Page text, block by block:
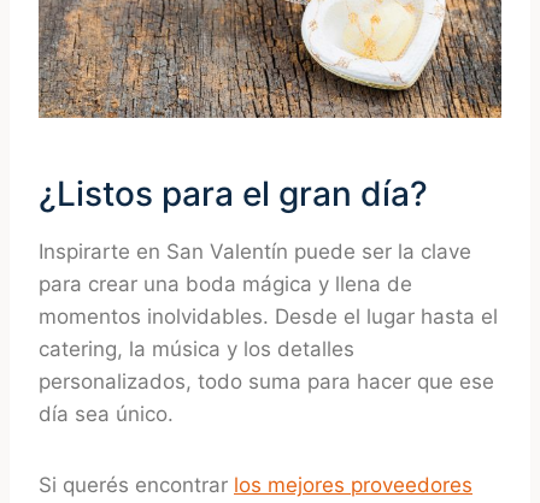
¿Listos para el gran día?
Inspirarte en San Valentín puede ser la clave
para crear una boda mágica y llena de
momentos inolvidables. Desde el lugar hasta el
catering, la música y los detalles
personalizados, todo suma para hacer que ese
día sea único.
Si querés encontrar los mejores proveedores